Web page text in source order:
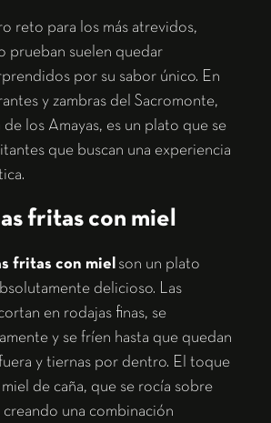
reto para los más atrevidos,
prueban suelen quedar
por su sabor único. En
y zambras del Sacromonte,
los Amayas, es un plato que se
que buscan una experiencia
fritas con miel
fritas con miel son un plato
delicioso. Las
en rodajas finas, se
y se fríen hasta que quedan
y tiernas por dentro. El toque
de caña, que se rocía sobre
creando una combinación